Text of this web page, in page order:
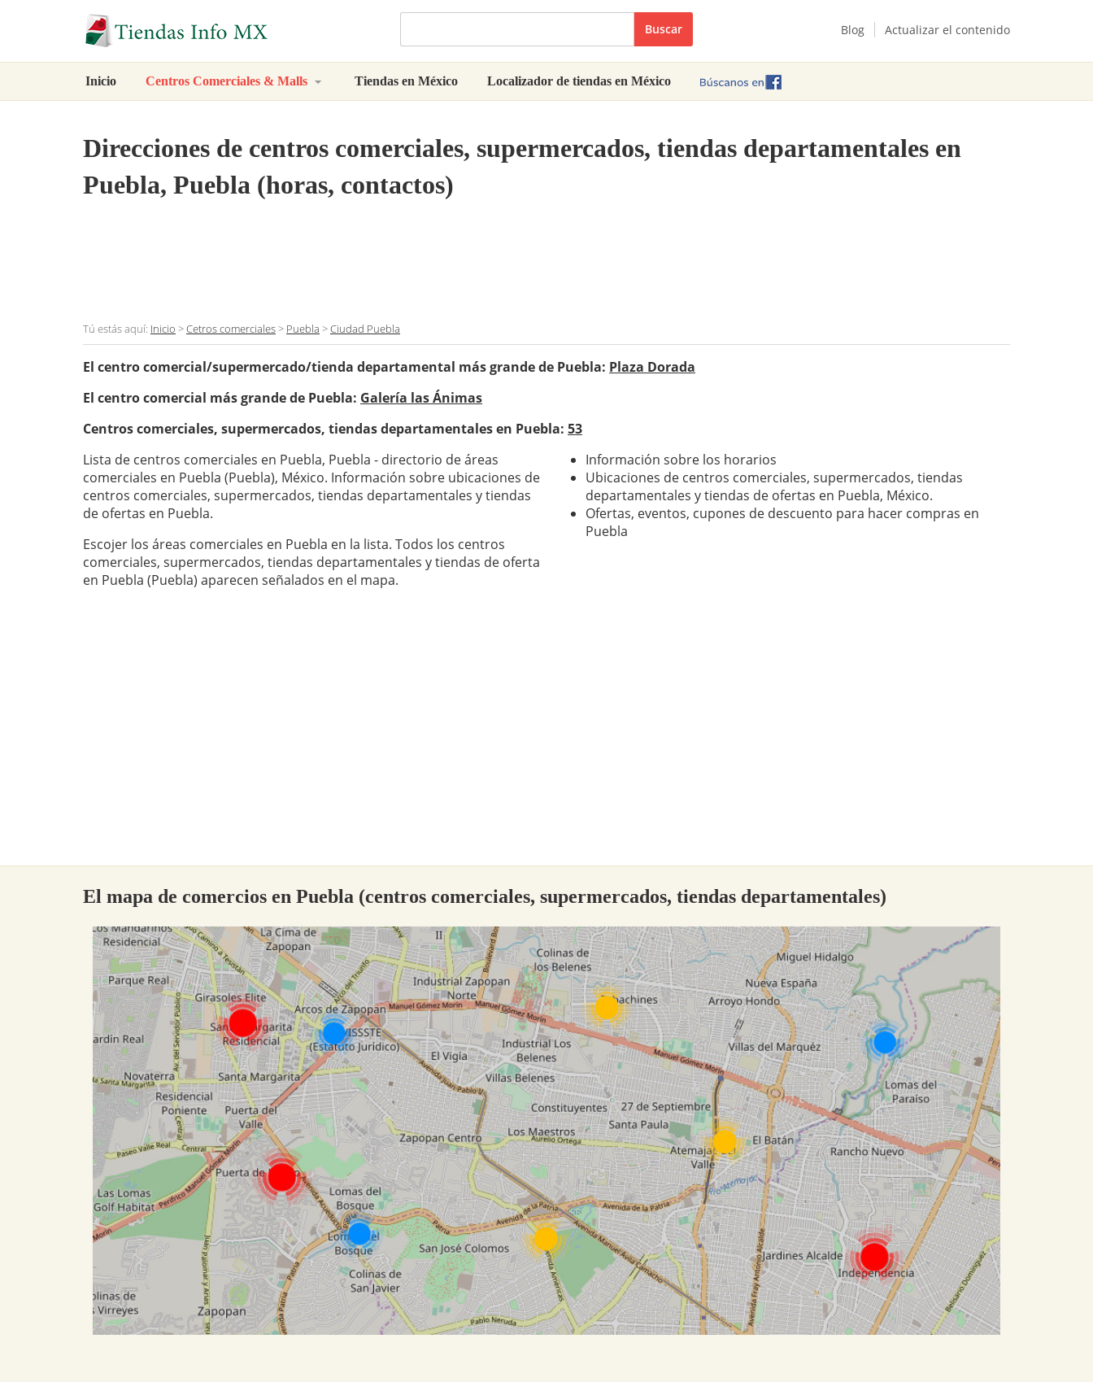
Buscar Blog Actualizar el contenido
Inicio Centros Comerciales & Malls Tiendas en México Localizador de tiendas en México
Direcciones de centros comerciales, supermercados, tiendas departamentales en
Puebla, Puebla (horas, contactos)
Tú estás aquí: Inicio >Cetros comerciales> Puebla >Ciudad Puebla
El centro comercial/supermercado/tienda departamental más grande de Puebla: Plaza Dorada
El centro comercial más grande de Puebla: Galería las Ánimas
Centros comerciales, supermercados, tiendas departamentales en Puebla: 53
Lista de centros comerciales en Puebla, Puebla - directorio de áreas
comerciales en Puebla (Puebla), México. Información sobre ubicaciones de
centros comerciales, supermercados, tiendas departamentales y tiendas
de ofertas en Puebla.
Escojer los áreas comerciales en Puebla en la lista. Todos los centros
comerciales, supermercados, tiendas departamentales y tiendas de oferta
en Puebla (Puebla) aparecen señalados en el mapa.
Información sobre los horarios
Ubicaciones de centros comerciales, supermercados, tiendas
departamentales y tiendas de ofertas en Puebla, México.
Ofertas, eventos, cupones de descuento para hacer compras en
Puebla
El mapa de comercios en Puebla (centros comerciales, supermercados, tiendas departamentales)